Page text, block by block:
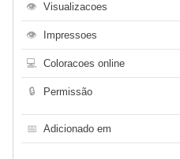
👁 Visualizacoes
👁 Impressoes
💻 Coloracoes online
🔒 Permissão
📅 Adicionado em